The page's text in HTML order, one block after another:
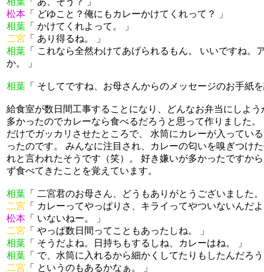
松本 「 どゆこと？俺にもカレーかけてくれって？ 」
相葉 「 かけてくれよって。 」
二宮 「 あり得るね。 」
相葉 「 これなら全然わけてあげられるもん。 いいですね。
か。 」
相葉 「 そしてですね、お母さんからのメッセージのお手紙
給食室が数日間工事することになり、どんなお弁当にしよ
多かったのでカレーなら食べるだろうと思って作りました
だけでガッカリさせたところで、 水筒にカレーが入ってい
ったのです。 みんなに注目され、カレーの匂いを嗅ぎつけ
れと言われたそうです（笑）。 好き嫌いが多かったですか
ず食べてきたことを覚えています。
相葉 「 二宮君のお母さん、どうもありがとうございました
二宮 「 カレーってやっぱりさ、キライってやついないんだ
松本 「 いないねー。 」
二宮 「 やっぱ数日間ってこともあったしね。 」
相葉 「 そうだよね。日持ちもするしね、カレーはね。 」
相葉 「 で、水筒に入れるから細かくしてたりもしたんだろ
二宮 「 というのもあるかなぁ。 」